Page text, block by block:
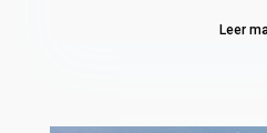
Leer